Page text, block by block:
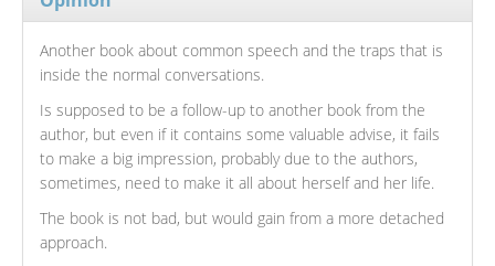
Another book about common speech and the traps that is
inside the normal conversations.
Is supposed to be a follow-up to another book from the
author, but even if it contains some valuable advise, it fails
to make a big impression, probably due to the authors,
sometimes, need to make it all about herself and her life.
The book is not bad, but would gain from a more detached
approach.